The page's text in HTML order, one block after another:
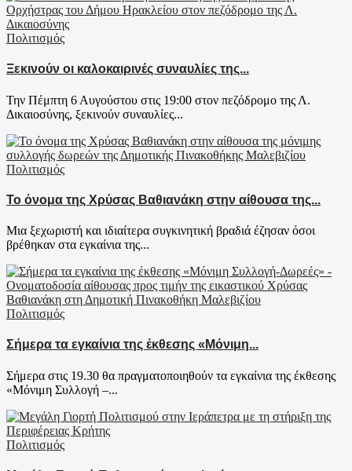
Πολιτισμός
Ξεκινούν οι καλοκαιρινές συναυλίες της...
Την Πέμπτη 6 Αυγούστου στις 19:00 στον πεζόδρομο της Λ.
Δικαιοσύνης, ξεκινούν συναυλίες...
Πολιτισμός
Το όνομα της Χρύσας Βαθιανάκη στην αίθουσα της...
Μια ξεχωριστή και ιδιαίτερα συγκινητική βραδιά έζησαν όσοι
βρέθηκαν στα εγκαίνια της...
Πολιτισμός
Σήμερα τα εγκαίνια της έκθεσης «Μόνιμη...
Σήμερα στις 19.30 θα πραγματοποιηθούν τα εγκαίνια της έκθεσης
«Μόνιμη Συλλογή –...
Πολιτισμός